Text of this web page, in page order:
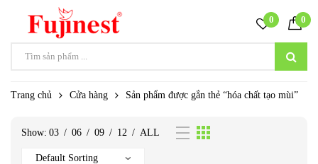
0 0
Trang chủ Cửa hàng Sản phẩm được gắn thẻ “hóa chất tạo mùi”
Show: 03 / 06 / 09 / 12 / ALL